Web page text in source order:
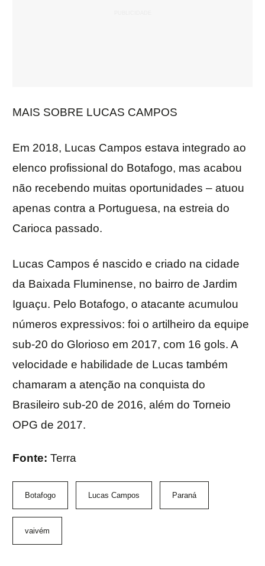
MAIS SOBRE LUCAS CAMPOS
Em 2018, Lucas Campos estava integrado ao
elenco profissional do Botafogo, mas acabou
não recebendo muitas oportunidades – atuou
apenas contra a Portuguesa, na estreia do
Carioca passado.
Lucas Campos é nascido e criado na cidade
da Baixada Fluminense, no bairro de Jardim
Iguaçu. Pelo Botafogo, o atacante acumulou
números expressivos: foi o artilheiro da equipe
sub-20 do Glorioso em 2017, com 16 gols. A
velocidade e habilidade de Lucas também
chamaram a atenção na conquista do
Brasileiro sub-20 de 2016, além do Torneio
OPG de 2017.
Fonte: Terra
Botafogo Lucas Campos Paraná
vaivém